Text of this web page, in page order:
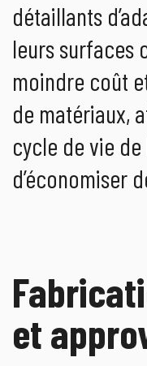
détaillants
leurs surfaces
moindre coût
de matériaux,
cycle de vie
d’économiser
et